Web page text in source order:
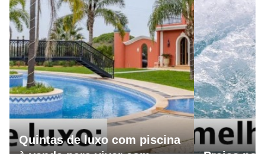
Quintas de luxo com piscina